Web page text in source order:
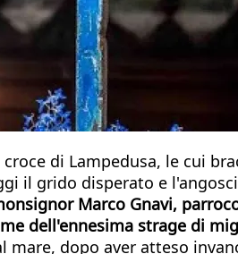
di Lampedusa, le cui
il grido disperato e
Marco Gnavi,
dell'ennesima strage di
dopo aver atteso